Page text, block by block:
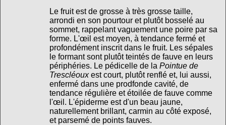
Le fruit est de grosse à très grosse taille,
arrondi en son pourtour et plutôt bosselé au
sommet, rappelant vaguement une poire par sa
forme. L'œil est moyen, à tendance fermé et
profondément inscrit dans le fruit. Les sépales
le formant sont plutôt teintés de fauve en leurs
périphéries. Le pédicelle de la Pointue de
Trescléouxest court, plutôt renflé et, lui aussi,
enfermé dans une prodfonde cavité, de
tendance régulière et étoilée de fauve comme
l'œil. L'épiderme est d'un beau jaune,
naturellement brillant, carmin au côté exposé,
et parsemé de points fauves.